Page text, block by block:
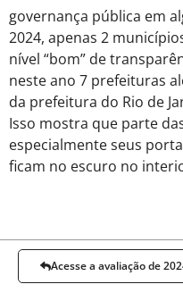
governança pública em
2024, apenas 2
nível “bom” de
neste ano 7 prefeituras
da prefeitura do Rio de
Isso mostra que parte
especialmente seus
ficam no escuro no
Acesse a avaliação de